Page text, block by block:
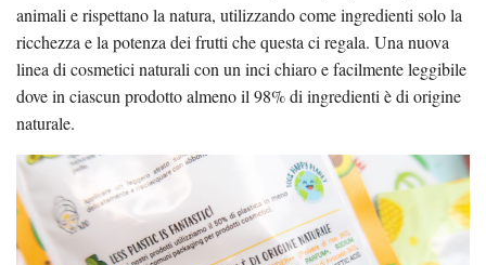
animali e rispettano la natura, utilizzando come ingredienti solo la
ricchezza e la potenza dei frutti che questa ci regala. Una nuova
linea di cosmetici naturali con un inci chiaro e facilmente leggibile
dove in ciascun prodotto almeno il 98% di ingredienti è di origine
naturale.